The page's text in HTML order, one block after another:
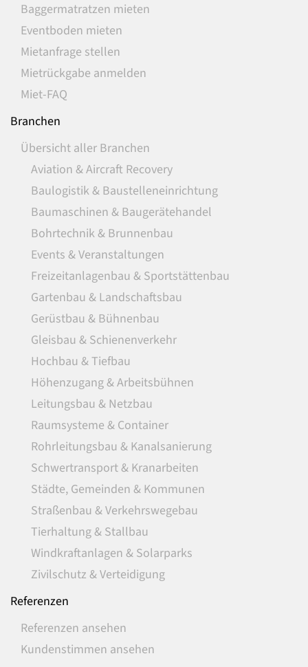
Baggermatratzen mieten
Eventboden mieten
Mietanfrage stellen
Mietrückgabe anmelden
Miet-FAQ
Branchen
Übersicht aller Branchen
Aviation & Aircraft Recovery
Baulogistik & Baustelleneinrichtung
Baumaschinen & Baugerätehandel
Bohrtechnik & Brunnenbau
Events & Veranstaltungen
Freizeitanlagenbau & Sportstättenbau
Gartenbau & Landschaftsbau
Gerüstbau & Bühnenbau
Gleisbau & Schienenverkehr
Hochbau & Tiefbau
Höhenzugang & Arbeitsbühnen
Leitungsbau & Netzbau
Raumsysteme & Container
Rohrleitungsbau & Kanalsanierung
Schwertransport & Kranarbeiten
Städte, Gemeinden & Kommunen
Straßenbau & Verkehrswegebau
Tierhaltung & Stallbau
Windkraftanlagen & Solarparks
Zivilschutz & Verteidigung
Referenzen
Referenzen ansehen
Kundenstimmen ansehen